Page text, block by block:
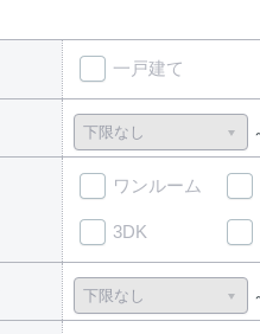
一戸建て
ワンルーム
3DK